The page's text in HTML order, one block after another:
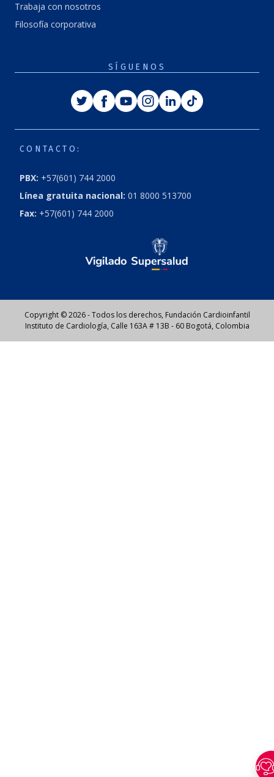
Trabaja con nosotros
Filosofía corporativa
SÍGUENOS
TwitterFacebook
YoutubeInstagram
LinkedinTiktok
CONTACTO:
PBX: +57(601) 744 2000
Línea gratuita nacional: 01 8000 513700
Fax: +57(601) 744 2000
Copyright © 2026 - Todos los derechos, Fundación Cardioinfantil
Instituto de Cardiología, Calle 163A # 13B - 60 Bogotá, Colombia